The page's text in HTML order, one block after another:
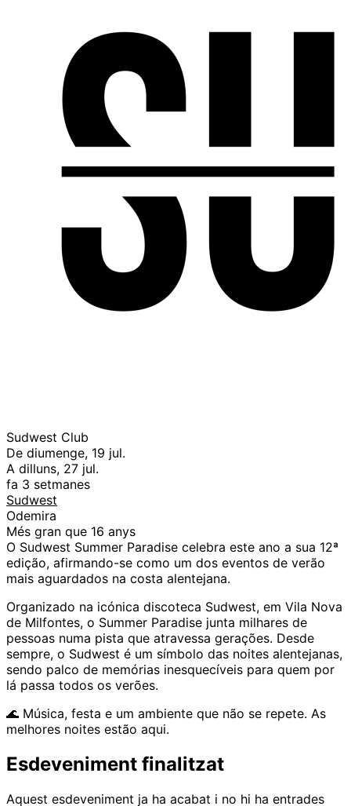
Sudwest Club
De diumenge, 19 jul.
A dilluns, 27 jul.
fa 3 setmanes
Sudwest
Odemira
Més gran que 16 anys
O Sudwest Summer Paradise celebra este ano a sua 12ª
edição, afirmando-se como um dos eventos de verão
mais aguardados na costa alentejana.
Organizado na icónica discoteca Sudwest, em Vila Nova
de Milfontes, o Summer Paradise junta milhares de
pessoas numa pista que atravessa gerações. Desde
sempre, o Sudwest é um símbolo das noites alentejanas,
sendo palco de memórias inesquecíveis para quem por
lá passa todos os verões.
🌊 Música, festa e um ambiente que não se repete. As
melhores noites estão aqui.
Esdeveniment finalitzat
Aquest esdeveniment ja ha acabat i no hi ha entrades